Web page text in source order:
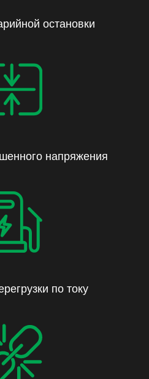
остановки
напряжения
по току